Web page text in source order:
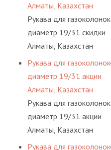
Алматы, Казахстан
Рукава для газоколонок
диаметр 19/31 скидки
Алматы, Казахстан
Рукава для газоколонок
диаметр 19/31 акции
Алматы, Казахстан
Рукава для газоколонок
диаметр 19/31 акции
Алматы, Казахстан
Рукава для газоколонок